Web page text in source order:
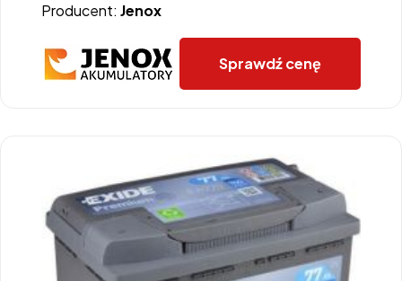
Producent: Jenox
Sprawdź cenę